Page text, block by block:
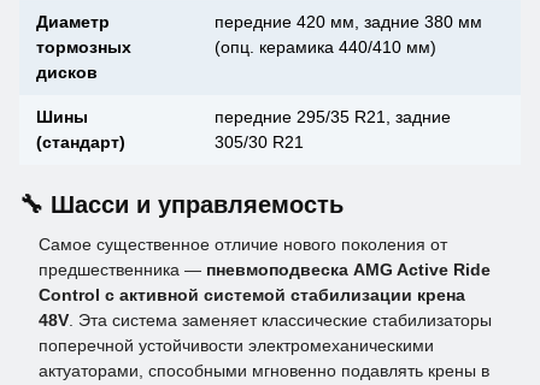
Диаметр
тормозных
дисков
передние 420 мм, задние 380 мм
(опц. керамика 440/410 мм)
Шины
(стандарт)
передние 295/35 R21, задние
305/30 R21
🔧 Шасси и управляемость
Самое существенное отличие нового поколения от
предшественника — пневмоподвеска AMG Active Ride
Control с активной системой стабилизации крена
48V. Эта система заменяет классические стабилизаторы
поперечной устойчивости электромеханическими
актуаторами, способными мгновенно подавлять крены в